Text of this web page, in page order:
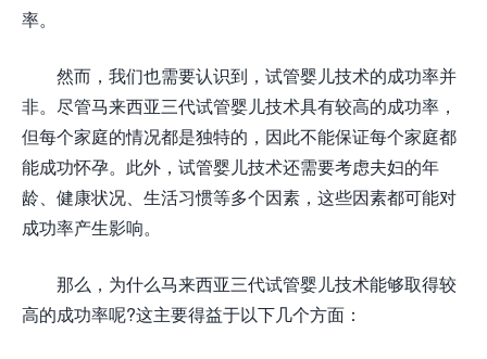
率。
然而，我们也需要认识到，试管婴儿技术的成功率并
非。尽管马来西亚三代试管婴儿技术具有较高的成功率，
但每个家庭的情况都是独特的，因此不能保证每个家庭都
能成功怀孕。此外，试管婴儿技术还需要考虑夫妇的年
龄、健康状况、生活习惯等多个因素，这些因素都可能对
成功率产生影响。
那么，为什么马来西亚三代试管婴儿技术能够取得较
高的成功率呢?这主要得益于以下几个方面：